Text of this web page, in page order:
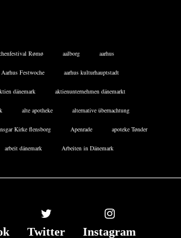
Rømø aalborg aarhus
Aarhus Festwoche aarhus kulturhauptstadt
dänemark aktienunternehmen dänemarkt
alte apotheke alternative übernachtung
Kirke flensborg Apenrade apoteke Tønder
arbeit dänemark Arbeiten in Dänemark
Twitter Instagram